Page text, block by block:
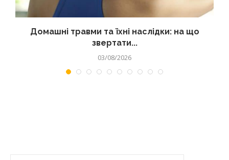
Домашні травми та їхні наслідки: на що
звертати...
03/08/2026